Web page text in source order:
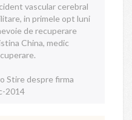
vascular cerebral
in primele opt luni
de recuperare
China, medic
Stire despre firma
2014